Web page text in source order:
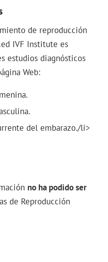
de reproducción
IVF Institute es
estudios diagnósticos
Web:
del embarazo./li>
no ha podido ser
de Reproducción